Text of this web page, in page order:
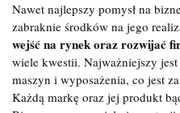
Nawet najlepszy pomysł na
zabraknie środków na jego
wejść na rynek oraz rozwijać
wiele kwestii. Najważniejszy
maszyn i wyposażenia, co jest
Każdą markę oraz jej produkt